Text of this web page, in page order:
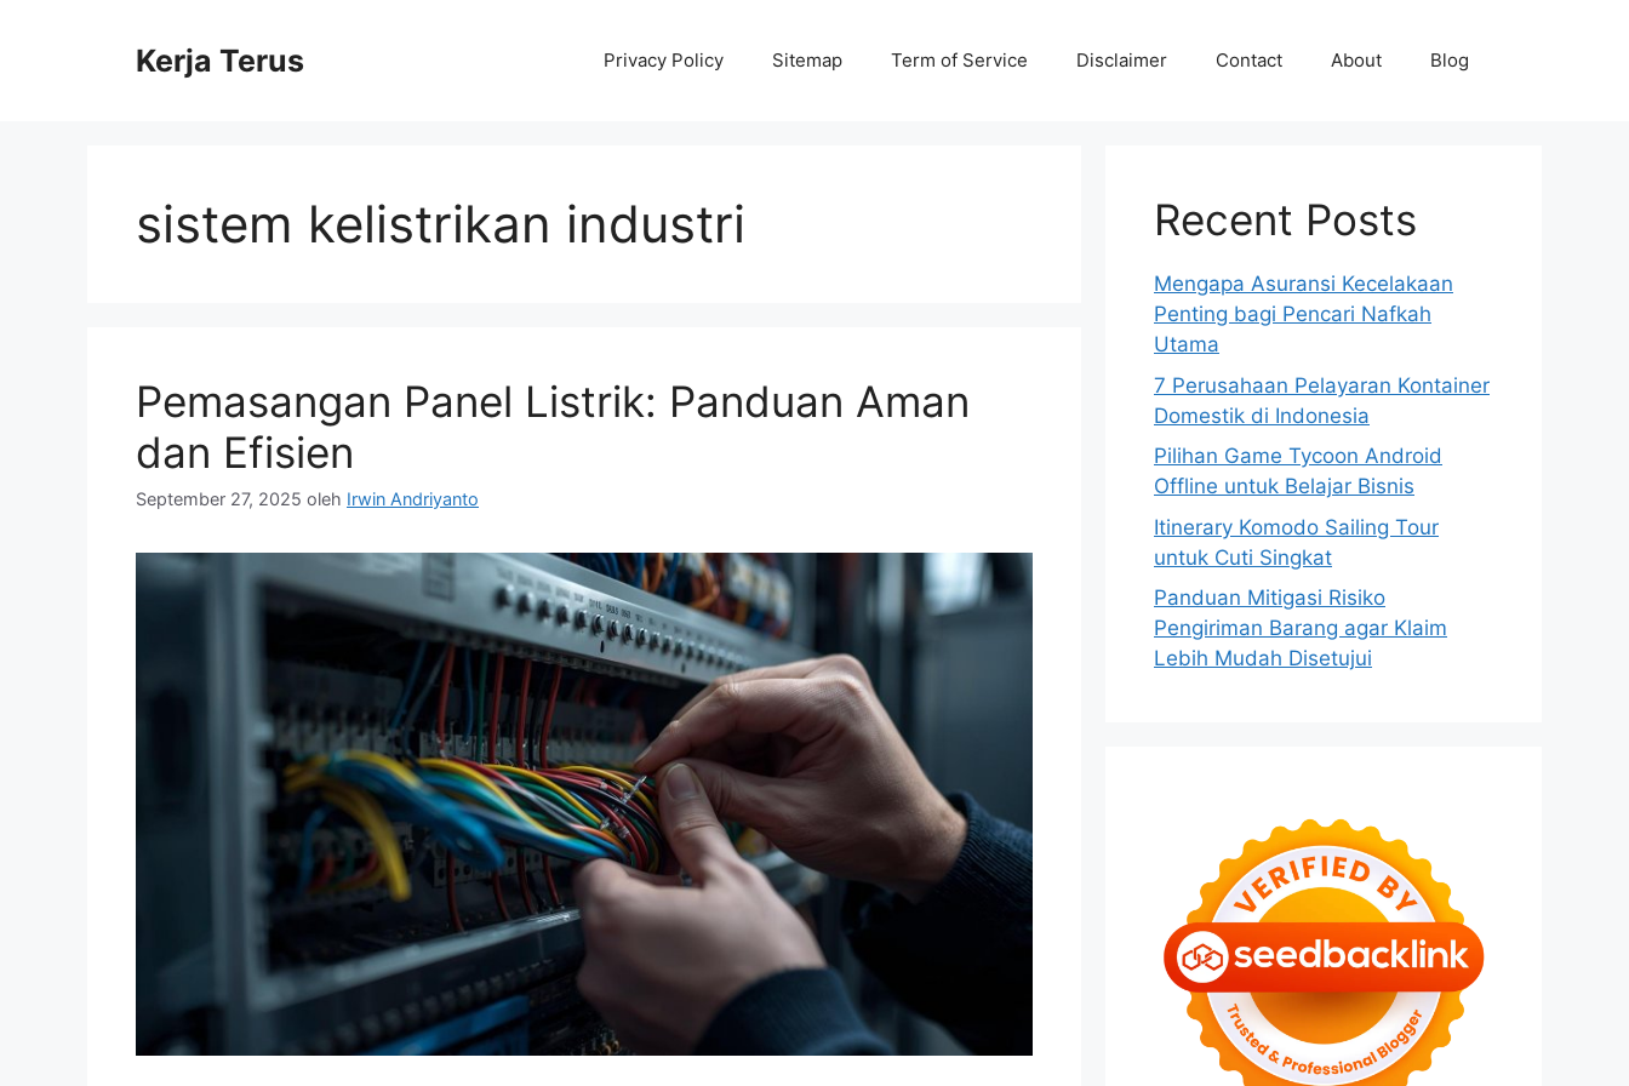
Kerja Terus Privacy Policy Sitemap Term of Service Disclaimer Contact About Blog
sistem kelistrikan industri
Pemasangan Panel Listrik: Panduan Aman
dan Efisien
September 27, 2025 oleh Irwin Andriyanto
Recent Posts
Mengapa Asuransi Kecelakaan
Penting bagi Pencari Nafkah
Utama
7 Perusahaan Pelayaran Kontainer
Domestik di Indonesia
Pilihan Game Tycoon Android
Offline untuk Belajar Bisnis
Itinerary Komodo Sailing Tour
untuk Cuti Singkat
Panduan Mitigasi Risiko
Pengiriman Barang agar Klaim
Lebih Mudah Disetujui